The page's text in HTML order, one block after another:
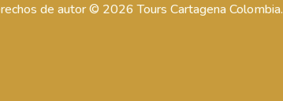
de autor © 2026 Tours Cartagena Colombia.